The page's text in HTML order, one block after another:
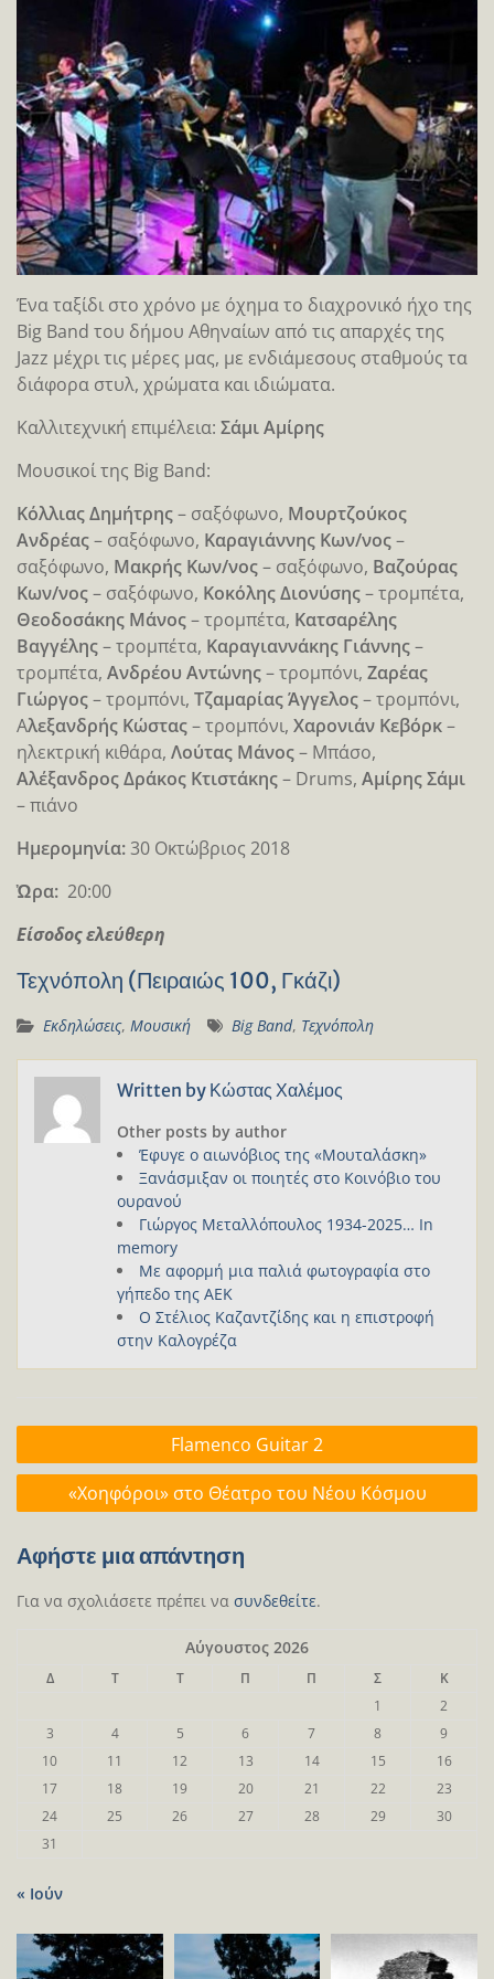
Ένα ταξίδι στο χρόνο με όχημα το διαχρονικό ήχο της
Big Band του δήμου Αθηναίων από τις απαρχές της
Jazz μέχρι τις μέρες μας, με ενδιάμεσους σταθμούς τα
διάφορα στυλ, χρώματα και ιδιώματα.
Καλλιτεχνική επιμέλεια: Σάμι Αμίρης
Μουσικοί της Big Band:
Κόλλιας Δημήτρης– σαξόφωνο, Μουρτζούκος
Ανδρέας– σαξόφωνο, Καραγιάννης Κων/νος–
σαξόφωνο, Μακρής Κων/νος– σαξόφωνο, Βαζούρας
Κων/νος– σαξόφωνο, Κοκόλης Διονύσης– τρομπέτα,
Θεοδοσάκης Μάνος– τρομπέτα, Κατσαρέλης
Βαγγέλης– τρομπέτα, Καραγιαννάκης Γιάννης–
τρομπέτα, Ανδρέου Αντώνης– τρομπόνι, Ζαρέας
Γιώργος– τρομπόνι, Τζαμαρίας Άγγελος– τρομπόνι,
Αλεξανδρής Κώστας– τρομπόνι, Χαρονιάν Κεβόρκ–
ηλεκτρική κιθάρα, Λούτας Μάνος– Μπάσο,
Αλέξανδρος Δράκος Κτιστάκης– Drums, Αμίρης Σάμι
– πιάνο
Ημερομηνία:30 Οκτώβριος 2018
Ὠρα: 20:00
Είσοδος ελεύθερη
Τεχνόπολη (Πειραιώς 100, Γκάζι)
Εκδηλώσεις, Μουσική Big Band, Τεχνόπολη
Written by Κώστας Χαλέμος
Other posts by author
Έφυγε ο αιωνόβιος της «Μουταλάσκη»
Ξανάσμιξαν οι ποιητές στο Κοινόβιο του
ουρανού
Γιώργος Μεταλλόπουλος 1934-2025… In
memory
Με αφορμή μια παλιά φωτογραφία στο
γήπεδο της ΑΕΚ
Ο Στέλιος Καζαντζίδης και η επιστροφή
στην Καλογρέζα
Πλοήγηση
άρθρων
Flamenco Guitar 2
«Χοηφόροι» στο Θέατρο του Νέου Κόσμου
Αφήστε μια απάντηση
Για να σχολιάσετε πρέπει να συνδεθείτε.
Αύγουστος 2026
Δ Τ Τ Π Π Σ
Κ
1
2
3
4 5 6 7 8
9
10
11 12 13 14 15
16
17
18 19 20 21 22
23
24
25 26 27 28 29
30
31
« Ιούν